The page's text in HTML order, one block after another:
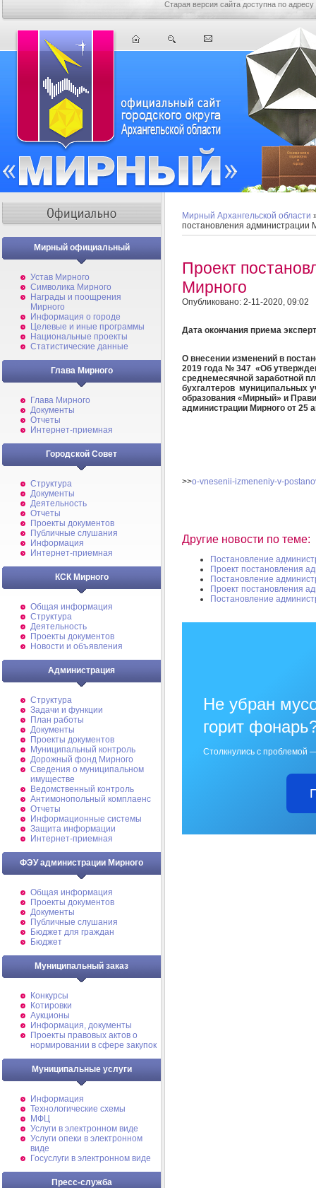
Старая версия сайта доступна по адресу
Мирный официальный
Устав Мирного
Символика Мирного
Награды и поощрения
Мирного
Информация о городе
Целевые и иные программы
Национальные проекты
Статистические данные
Глава Мирного
Глава Мирного
Документы
Отчеты
Интернет-приемная
Городской Совет
Структура
Документы
Деятельность
Отчеты
Проекты документов
Публичные слушания
Информация
Интернет-приемная
КСК Мирного
Общая информация
Структура
Деятельность
Проекты документов
Новости и объявления
Администрация
Структура
Задачи и функции
План работы
Документы
Проекты документов
Муниципальный контроль
Дорожный фонд Мирного
Cведения о муниципальном
имуществе
Ведомственный контроль
Антимонопольный комплаенс
Отчеты
Информационные системы
Защита информации
Интернет-приемная
ФЭУ администрации Мирного
Общая информация
Проекты документов
Документы
Публичные слушания
Бюджет для граждан
Бюджет
Муниципальный заказ
Конкурсы
Котировки
Аукционы
Информация, документы
Проекты правовых актов о
нормировании в сфере закупок
Муниципальные услуги
Информация
Технологические схемы
МФЦ
Услуги в электронном виде
Услуги опеки в электронном
виде
Госуслуги в электронном виде
Пресс-служба
Мирный Архангельской области
постановления администрации
Проект
Мирного
Опубликовано: 2-11-2020, 09:02
Дата окончания приема
О внесении изменений в
2019 года № 347 «Об
среднемесячной заработной
бухгалтеров муниципальных
образования «Мирный» и
администрации Мирного от 25
>>o-vnesenii-izmeneniy-v-
Другие новости по теме:
Постановление
Проект постановления
Постановление
Проект постановления
Постановление
Не убран
горит
Столкнулись с проблемой